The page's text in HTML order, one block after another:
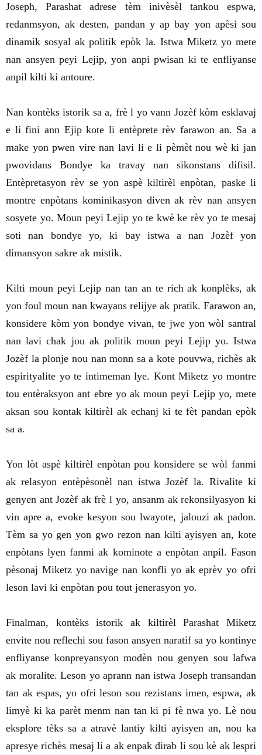
Joseph, Parashat adrese tèm inivèsèl tankou espwa,
redanmsyon, ak desten, pandan y ap bay yon apèsi sou
dinamik sosyal ak politik epòk la. Istwa Miketz yo mete
nan ansyen peyi Lejip, yon anpi pwisan ki te enfliyanse
anpil kilti ki antoure.
Nan kontèks istorik sa a, frè l yo vann Jozèf kòm esklavaj
e li fini ann Ejip kote li entèprete rèv farawon an. Sa a
make yon pwen vire nan lavi li e li pèmèt nou wè ki jan
pwovidans Bondye ka travay nan sikonstans difisil.
Entèpretasyon rèv se yon aspè kiltirèl enpòtan, paske li
montre enpòtans kominikasyon diven ak rèv nan ansyen
sosyete yo. Moun peyi Lejip yo te kwè ke rèv yo te mesaj
soti nan bondye yo, ki bay istwa a nan Jozèf yon
dimansyon sakre ak mistik.
Kilti moun peyi Lejip nan tan an te rich ak konplèks, ak
yon foul moun nan kwayans relijye ak pratik. Farawon an,
konsidere kòm yon bondye vivan, te jwe yon wòl santral
nan lavi chak jou ak politik moun peyi Lejip yo. Istwa
Jozèf la plonje nou nan monn sa a kote pouvwa, richès ak
espirityalite yo te intimeman lye. Kont Miketz yo montre
tou entèraksyon ant ebre yo ak moun peyi Lejip yo, mete
aksan sou kontak kiltirèl ak echanj ki te fèt pandan epòk
sa a.
Yon lòt aspè kiltirèl enpòtan pou konsidere se wòl fanmi
ak relasyon entèpèsonèl nan istwa Jozèf la. Rivalite ki
genyen ant Jozèf ak frè l yo, ansanm ak rekonsilyasyon ki
vin apre a, evoke kesyon sou lwayote, jalouzi ak padon.
Tèm sa yo gen yon gwo rezon nan kilti ayisyen an, kote
enpòtans lyen fanmi ak kominote a enpòtan anpil. Fason
pèsonaj Miketz yo navige nan konfli yo ak eprèv yo ofri
leson lavi ki enpòtan pou tout jenerasyon yo.
Finalman, kontèks istorik ak kiltirèl Parashat Miketz
envite nou reflechi sou fason ansyen naratif sa yo kontinye
enfliyanse konpreyansyon modèn nou genyen sou lafwa
ak moralite. Leson yo aprann nan istwa Joseph transandan
tan ak espas, yo ofri leson sou rezistans imen, espwa, ak
limyè ki ka parèt menm nan tan ki pi fè nwa yo. Lè nou
eksplore tèks sa a atravè lantiy kilti ayisyen an, nou ka
apresye richès mesaj li a ak enpak dirab li sou kè ak lespri